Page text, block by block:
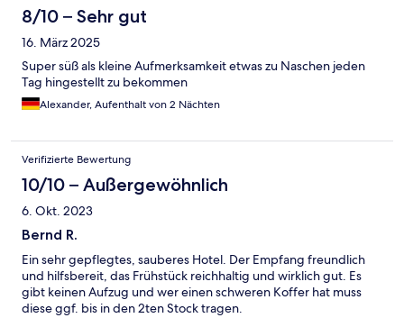
8/10 – Sehr gut
16. März 2025
Super süß als kleine Aufmerksamkeit etwas zu Naschen jeden
Tag hingestellt zu bekommen
Alexander, Aufenthalt von 2 Nächten
Verifizierte Bewertung
10/10 – Außergewöhnlich
6. Okt. 2023
Bernd R.
Ein sehr gepflegtes, sauberes Hotel. Der Empfang freundlich
und hilfsbereit, das Frühstück reichhaltig und wirklich gut. Es
gibt keinen Aufzug und wer einen schweren Koffer hat muss
diese ggf. bis in den 2ten Stock tragen.